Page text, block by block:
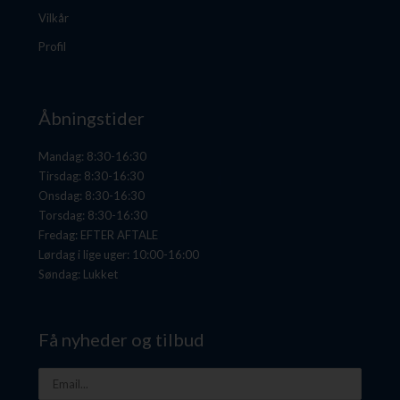
Vilkår
Profil
Åbningstider
Mandag: 8:30-16:30
Tirsdag: 8:30-16:30
Onsdag: 8:30-16:30
Torsdag: 8:30-16:30
Fredag: EFTER AFTALE
Lørdag i lige uger: 10:00-16:00
Søndag: Lukket
Få nyheder og tilbud